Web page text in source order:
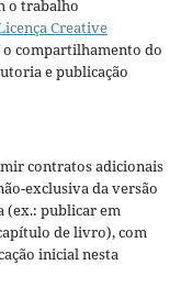
o trabalho
Creative
compartilhamento do
e publicação
contratos adicionais
exclusiva da versão
(ex.: publicar em
de livro), com
inicial nesta